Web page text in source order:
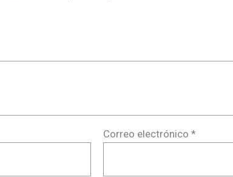
Correo electrónico*